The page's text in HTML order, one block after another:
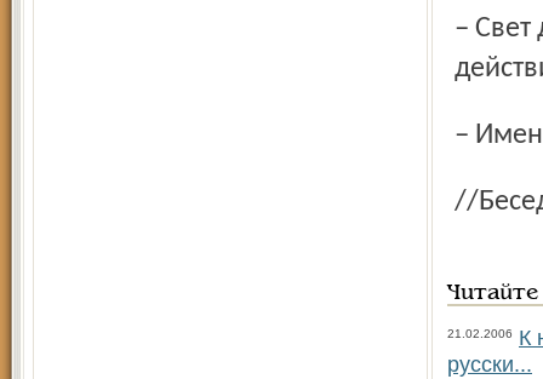
– Свет должен быть и в фигуральном смысле – в понятных
–
//
21.02.2006
К
русски...